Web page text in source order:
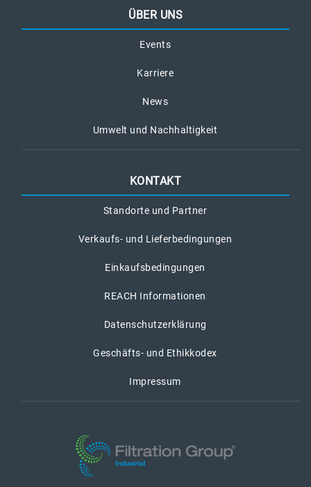
ÜBER UNS
Events
Karriere
News
Umwelt und Nachhaltigkeit
KONTAKT
Standorte und Partner
Verkaufs- und Lieferbedingungen
Einkaufsbedingungen
REACH Informationen
Datenschutzerklärung
Geschäfts- und Ethikkodex
Impressum